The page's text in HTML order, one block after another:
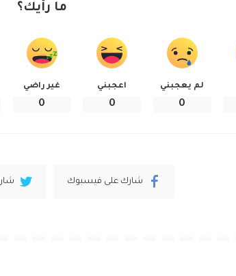
ما رأيك؟
لم يعجبني
0
اعجبني
0
غير راضي
0
شارك على فيسبوك